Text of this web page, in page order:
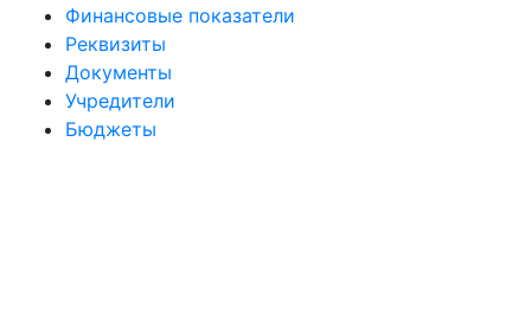
Финансовые показатели
Реквизиты
Документы
Учредители
Бюджеты